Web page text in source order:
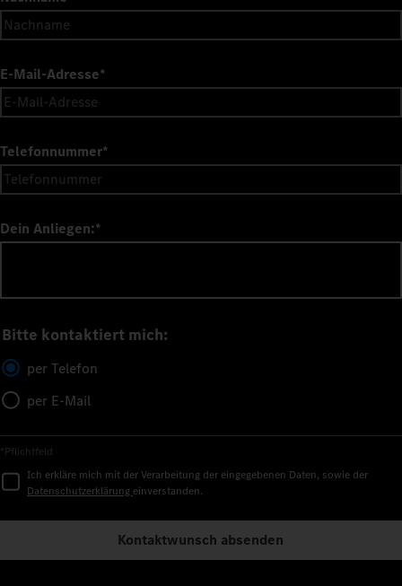
E-Mail-Adresse*
Telefonnummer*
Dein Anliegen:*
Bitte kontaktiert mich:
per Telefon
per E-Mail
*Pflichtfeld
Ich erkläre mich mit der Verarbeitung der eingegebenen Daten, sowie der
Datenschutzerklärung einverstanden.
Kontaktwunsch absenden